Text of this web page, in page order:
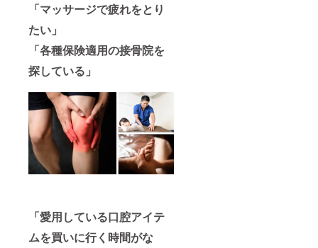
「マッサージで疲れをとり
たい」
「各種保険適用の接骨院を
探している」
「愛用している口腔アイテ
ムを買いに行く時間がな